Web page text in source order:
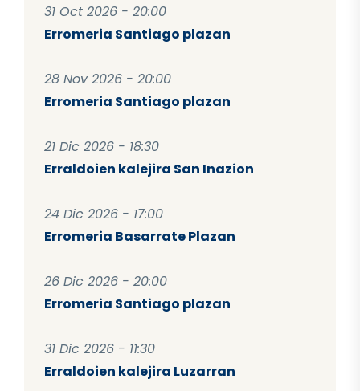
31 Oct 2026 - 20:00
Erromeria Santiago plazan
28 Nov 2026 - 20:00
Erromeria Santiago plazan
21 Dic 2026 - 18:30
Erraldoien kalejira San Inazion
24 Dic 2026 - 17:00
Erromeria Basarrate Plazan
26 Dic 2026 - 20:00
Erromeria Santiago plazan
31 Dic 2026 - 11:30
Erraldoien kalejira Luzarran